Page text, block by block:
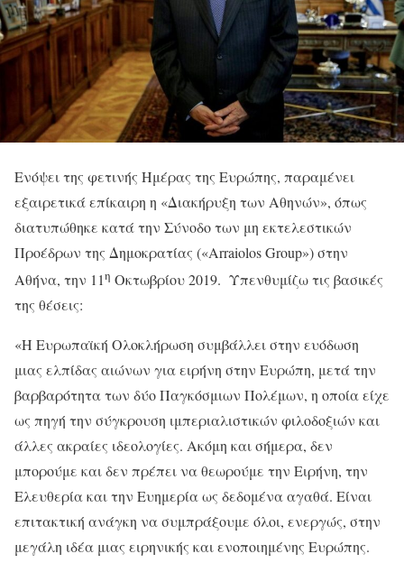
Ενόψει της φετινής Ημέρας της Ευρώπης, παραμένει
εξαιρετικά επίκαιρη η «Διακήρυξη των Αθηνών», όπως
διατυπώθηκε κατά την Σύνοδο των μη εκτελεστικών
Προέδρων της Δημοκρατίας («Arraiolos Group») στην
Αθήνα, την 11η Οκτωβρίου 2019. Υπενθυμίζω τις βασικές
της θέσεις:
«Η Ευρωπαϊκή Ολοκλήρωση συμβάλλει στην ευόδωση
μιας ελπίδας αιώνων για ειρήνη στην Ευρώπη, μετά την
βαρβαρότητα των δύο Παγκόσμιων Πολέμων, η οποία είχε
ως πηγή την σύγκρουση ιμπεριαλιστικών φιλοδοξιών και
άλλες ακραίες ιδεολογίες. Ακόμη και σήμερα, δεν
μπορούμε και δεν πρέπει να θεωρούμε την Ειρήνη, την
Ελευθερία και την Ευημερία ως δεδομένα αγαθά. Είναι
επιτακτική ανάγκη να συμπράξουμε όλοι, ενεργώς, στην
μεγάλη ιδέα μιας ειρηνικής και ενοποιημένης Ευρώπης.